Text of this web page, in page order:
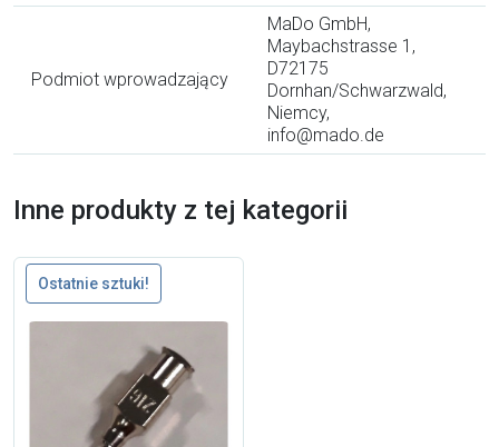
Podmiot wprowadzający
MaDo GmbH,
Maybachstrasse 1,
D72175
Dornhan/Schwarzwald,
Niemcy,
info@mado.de
Inne produkty z tej kategorii
Ostatnie sztuki!